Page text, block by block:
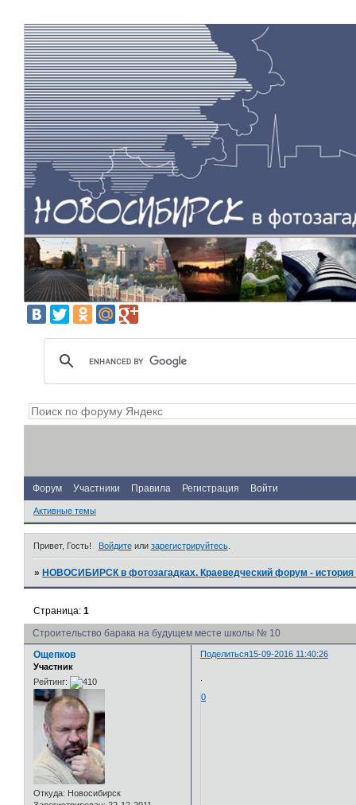
Форум Участники Правила Регистрация Войти
Активные темы
Привет, Гость! Войдитеили зарегистрируйтесь.
»НОВОСИБИРСК в фотозагадках. Краеведческий форум - история
Строительство барака на будущем месте школы № 10
Страница:1
Поделиться15-09-2016 11:40:26
Ощепков
Участник
Рейтинг:
Откуда: Новосибирск
0